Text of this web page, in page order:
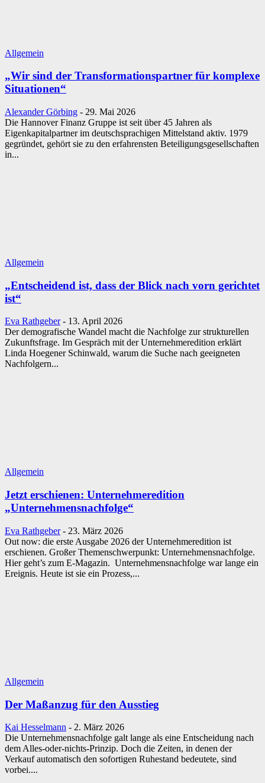
Allgemein
„Wir sind der Transformationspartner für komplexe
Situationen“
Alexander Görbing - 29. Mai 2026
Die Hannover Finanz Gruppe ist seit über 45 Jahren als
Eigenkapitalpartner im deutschsprachigen Mittelstand aktiv. 1979
gegründet, gehört sie zu den erfahrensten Beteiligungsgesellschaften
in...
Allgemein
„Entscheidend ist, dass der Blick nach vorn gerichtet
ist“
Eva Rathgeber - 13. April 2026
Der demografische Wandel macht die Nachfolge zur strukturellen
Zukunftsfrage. Im Gespräch mit der Unternehmeredition erklärt
Linda Hoegener Schinwald, warum die Suche nach geeigneten
Nachfolgern...
Allgemein
Jetzt erschienen: Unternehmeredition
„Unternehmensnachfolge“
Eva Rathgeber - 23. März 2026
Out now: die erste Ausgabe 2026 der Unternehmeredition ist
erschienen. Großer Themenschwerpunkt: Unternehmensnachfolge.
Hier geht’s zum E-Magazin. Unternehmensnachfolge war lange ein
Ereignis. Heute ist sie ein Prozess,...
Allgemein
Der Maßanzug für den Ausstieg
Kai Hesselmann - 2. März 2026
Die Unternehmensnachfolge galt lange als eine Entscheidung nach
dem Alles-oder-nichts-Prinzip. Doch die Zeiten, in denen der
Verkauf automatisch den sofortigen Ruhestand bedeutete, sind
vorbei....